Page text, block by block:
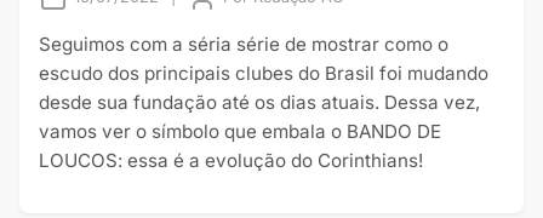
Seguimos com a séria série de mostrar como o
escudo dos principais clubes do Brasil foi mudando
desde sua fundação até os dias atuais. Dessa vez,
vamos ver o símbolo que embala o BANDO DE
LOUCOS: essa é a evolução do Corinthians!